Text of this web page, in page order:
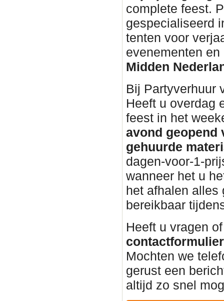
complete feest.
gespecialiseerd
tenten voor
evenementen
Midden
Bij Partyverhuur
Heeft u overdag
feest in het
avond geopend
gehuurde
dagen-voor-1-
wanneer het u
het afhalen alles
bereikbaar
Heeft u vragen
Mochten we
gerust een
altijd zo snel